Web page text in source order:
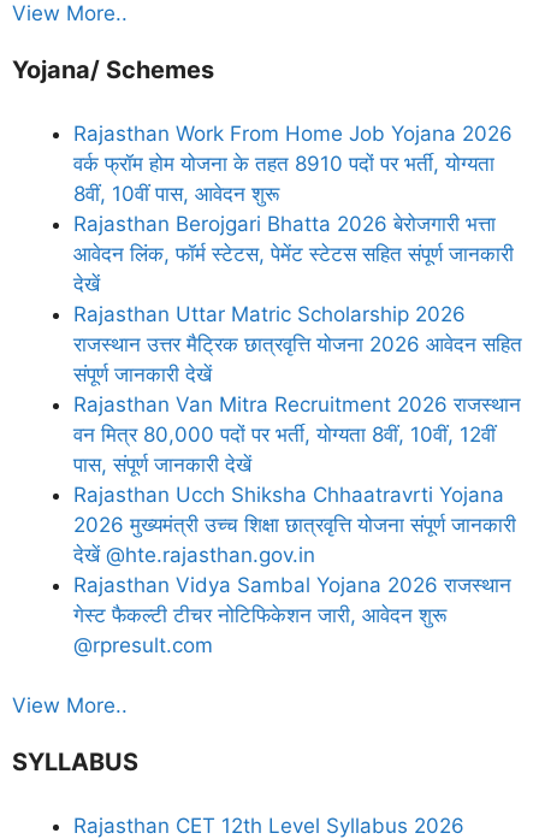
View More..
Yojana/ Schemes
Rajasthan Work From Home Job Yojana 2026
वर्क फ्रॉम होम योजना के तहत 8910 पदों पर भर्ती, योग्यता
8वीं, 10वीं पास, आवेदन शुरू
Rajasthan Berojgari Bhatta 2026 बेरोजगारी भत्ता
आवेदन लिंक, फॉर्म स्टेटस, पेमेंट स्टेटस सहित संपूर्ण जानकारी
देखें
Rajasthan Uttar Matric Scholarship 2026
राजस्थान उत्तर मैट्रिक छात्रवृत्ति योजना 2026 आवेदन सहित
संपूर्ण जानकारी देखें
Rajasthan Van Mitra Recruitment 2026 राजस्थान
वन मित्र 80,000 पदों पर भर्ती, योग्यता 8वीं, 10वीं, 12वीं
पास, संपूर्ण जानकारी देखें
Rajasthan Ucch Shiksha Chhaatravrti Yojana
2026 मुख्यमंत्री उच्च शिक्षा छात्रवृत्ति योजना संपूर्ण जानकारी
देखें @hte.rajasthan.gov.in
Rajasthan Vidya Sambal Yojana 2026 राजस्थान
गेस्ट फैकल्टी टीचर नोटिफिकेशन जारी, आवेदन शुरू
@rpresult.com
View More..
SYLLABUS
Rajasthan CET 12th Level Syllabus 2026